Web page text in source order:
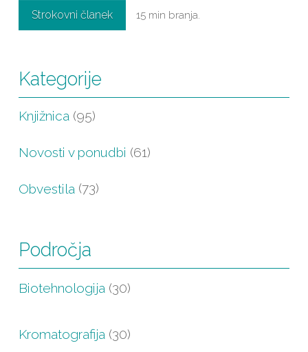
Strokovni članek 15 min branja.
Kategorije
Knjižnica (95)
Novosti v ponudbi (61)
Obvestila (73)
Področja
Biotehnologija (30)
Kromatografija (30)